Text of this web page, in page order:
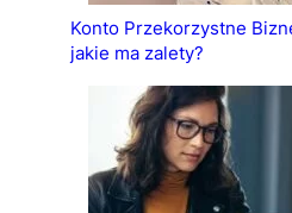
Konto Przekorzystne
jakie ma zalety?